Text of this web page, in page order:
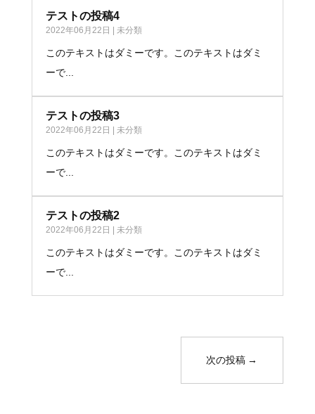
テストの投稿4
2022年06月22日 | 未分類
このテキストはダミーです。このテキストはダミ
ーで...
テストの投稿3
2022年06月22日 | 未分類
このテキストはダミーです。このテキストはダミ
ーで...
テストの投稿2
2022年06月22日 | 未分類
このテキストはダミーです。このテキストはダミ
ーで...
次の投稿 →